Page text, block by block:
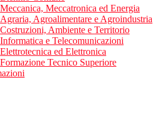
Meccanica, Meccatronica ed Energia
Agraria, Agroalimentare e Agroindustria
Costruzioni, Ambiente e Territorio
Informatica e Telecomunicazioni
Elettrotecnica ed Elettronica
Formazione Tecnico Superiore